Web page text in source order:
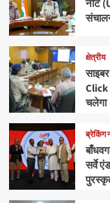
नीट
क्षेत्रीय
Click
चलेगा
ब्रेकिंग
सर्वे